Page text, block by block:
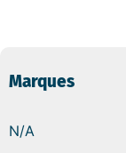
Marques
N/A